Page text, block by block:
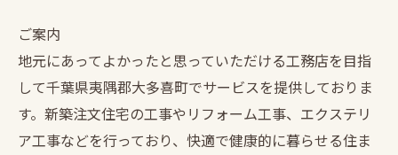
ご案内
地元にあってよかったと思っていただける工務店を目指
して千葉県夷隅郡大多喜町でサービスを提供しておりま
す。新築注文住宅の工事やリフォーム工事、エクステリ
ア工事などを行っており、快適で健康的に暮らせる住ま